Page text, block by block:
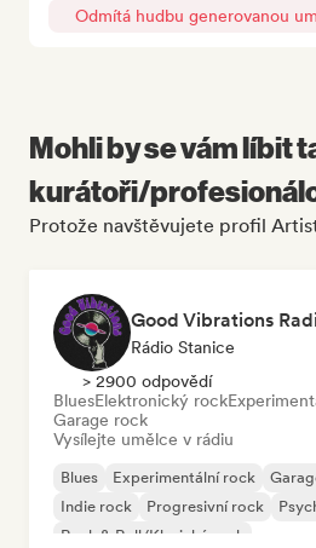
Odmítá hudbu generovanou
Mohli by se vám líbit
kurátoři/
Protože navštěvujete profil
Good Vibrations
Rádio Stanice
> 2900 odpovědí
BluesElektronický rock
Garage rock
Vysílejte umělce v rádiu
Blues Experimentální rock
Indie rock
Progresivní rock
Rock & Roll/Klasický rock